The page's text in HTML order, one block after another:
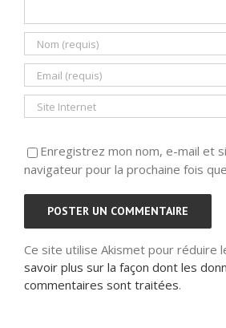
Enregistrez mon nom, e-mail et
navigateur pour la prochaine fois
Ce site utilise Akismet pour réduire
savoir plus sur la façon dont les
commentaires sont traitées.